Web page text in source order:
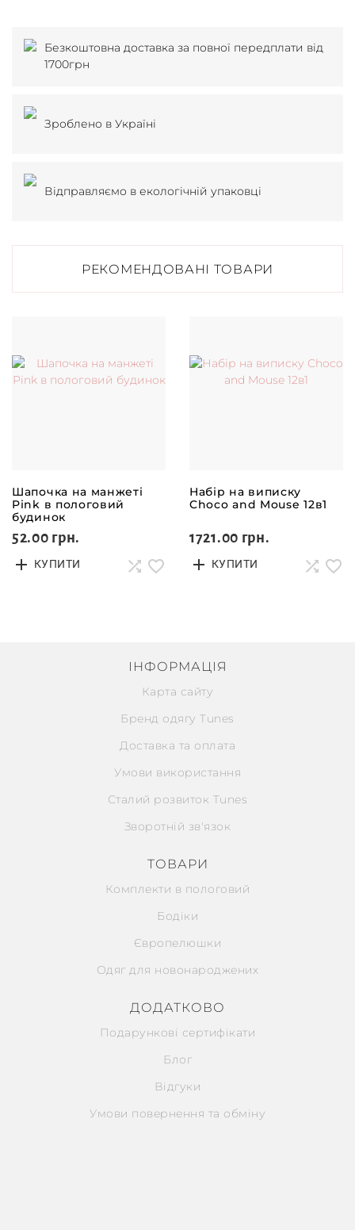
Безкоштовна доставка за повної передплати від
1700грн
Зроблено в Україні
Відправляємо в екологічній упаковці
РЕКОМЕНДОВАНІ ТОВАРИ
Шапочка на манжеті
Pink в пологовий
будинок
52.00 грн.
КУПИТИ
Набір на виписку
Choco and Mouse 12в1
1721.00 грн.
КУПИТИ
ІНФОРМАЦІЯ
Карта сайту
Бренд одягу Tunes
Доставка та оплата
Умови використання
Сталий розвиток Tunes
Зворотній зв'язок
ТОВАРИ
Комплекти в пологовий
Бодіки
Європелюшки
Одяг для новонароджених
ДОДАТКОВО
Подарункові сертифікати
Блог
Відгуки
Умови повернення та обміну